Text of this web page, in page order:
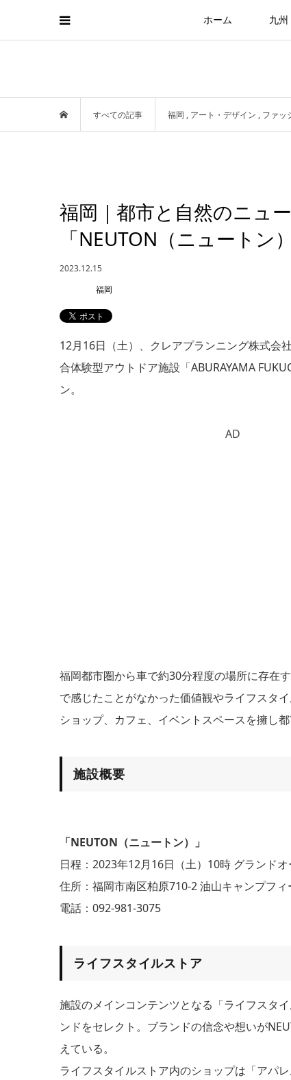
ホーム 九州
すべての記事 福岡 , アート・デザイン , ファッ
福岡｜都市と自然のニュ
「NEUTON（ニュート
2023.12.15
福岡
12月16日（土）、クレアプランニング株式会
合体験型アウトドア施設「ABURAYAMA
ン。
AD
福岡都市圏から車で約30分程度の場所に存在
で感じたことがなかった価値観やライフスタ
ショップ、カフェ、イベントスペースを擁し
施設概要
「NEUTON（ニュートン）」
日程：2023年12月16日（土）10時 グランドオ
住所：福岡市南区柏原710-2 油山キャンプフィ
電話：092-981-3075
ライフスタイルストア
施設のメインコンテンツとなる「ライフスタ
ンドをセレクト。ブランドの信念や想いが
えている。
ライフスタイルストア内のショップは「アパ